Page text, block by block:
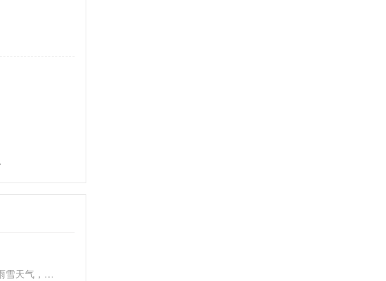
在惊蛰节气来临之际，春寒料峭的天气依然肆虐，据气象最新消息，惊蛰节气北京仍将有雨雪天气，最高气温只有2℃，可以说寒意袭人，让人倍感惊悚，面对这突如其来的气候变化，北京的居民们不禁感叹春天的脚步来得如此匆忙。